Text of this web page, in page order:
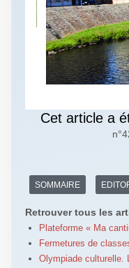
Cet article a
SOMMAIRE
Retrouver tous les
Plateforme « Ma
Fermetures de
Olympiade culturelle.